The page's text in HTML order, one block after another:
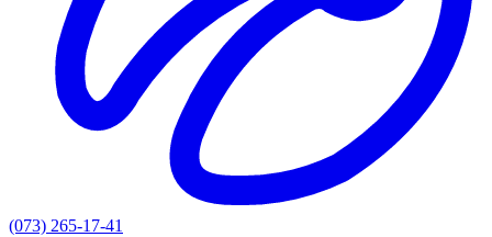
(073) 265-17-41